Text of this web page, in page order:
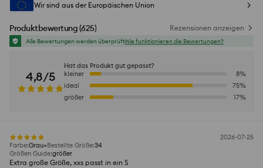
Wir sind aus der Europäischen Union
Produktbewertung(625) Rezensionen anzeigen
Alle Bewertungen werden überprüftWie funktionieren die Bewertungen?
4,8/5
Hat das Produkt gut gepasst?
kleiner
8%
ideal
75%
größer
17%
2026-07-25
Farbe:Grau Bestellte Größe:34
Größen Guide:größer
Extra große Größe, xxs passt in ein S